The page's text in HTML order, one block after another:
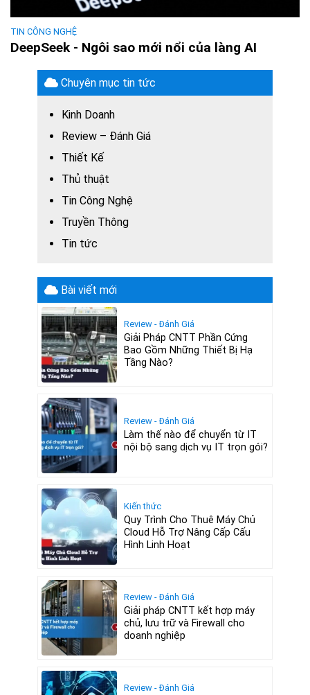
TIN CÔNG NGHỆ
DeepSeek - Ngôi sao mới nổi của làng AI
Chuyên mục tin tức
Kinh Doanh
Review – Đánh Giá
Thiết Kế
Thủ thuật
Tin Công Nghệ
Truyền Thông
Tin tức
Bài viết mới
Review - Đánh Giá
Giải Pháp CNTT Phần Cứng
Bao Gồm Những Thiết Bị Hạ
Tầng Nào?
Review - Đánh Giá
Làm thế nào để chuyển từ IT
nội bộ sang dịch vụ IT trọn gói?
Kiến thức
Quy Trình Cho Thuê Máy Chủ
Cloud Hỗ Trợ Nâng Cấp Cấu
Hình Linh Hoạt
Review - Đánh Giá
Giải pháp CNTT kết hợp máy
chủ, lưu trữ và Firewall cho
doanh nghiệp
Review - Đánh Giá